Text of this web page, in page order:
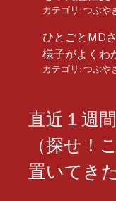
カテゴリ: つぶや
ひとごとMD
様子がよくわ
カテゴリ: つぶや
直近１週
（探せ！
置いてき